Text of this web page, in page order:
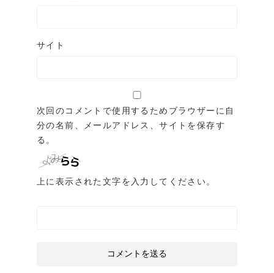
サイト
次回のコメントで使用するためブラウザーに自
分の名前、メールアドレス、サイトを保存す
る。
上に表示された文字を入力してください。